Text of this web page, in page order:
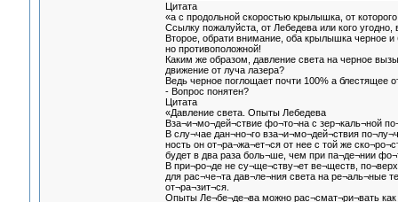
Цитата
«а с продольной скоростью крылышка, от
Ссылку пожалуйста, от Лебедева или кого
Второе, обрати внимание, оба крылышка черное
но противоположной!
Каким же образом, давление света на черное
движение от луча лазера?
Ведь черное поглощает почти 100% а блестящее
- Вопрос понятен?
Цитата
«Давление света. Опыты Лебедева
Вза¬и¬мо¬дей¬ствие фо¬то¬на с зер¬каль¬ной
В слу¬чае дан¬но¬го вза¬и¬мо¬дей¬ствия
ность он от¬ра¬жа¬ет¬ся от нее с той же
будет в два раза боль¬ше, чем при па¬де¬нии
В при¬ро¬де не су¬ще¬ству¬ет ве¬ществ,
для рас¬че¬та дав¬ле¬ния света на ре¬аль¬ные
от¬ра¬зит¬ся.
Опыты Ле¬бе¬де¬ва можно рас¬смат¬ри¬вать